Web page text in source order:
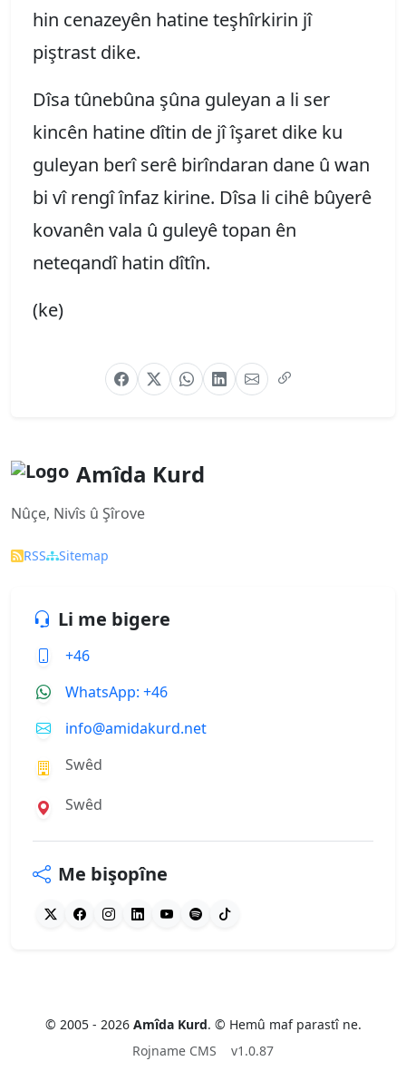
hin cenazeyên hatine teşhîrkirin jî
piştrast dike.
Dîsa tûnebûna şûna guleyan a li ser
kincên hatine dîtin de jî îşaret dike ku
guleyan berî serê birîndaran dane û wan
bi vî rengî înfaz kirine. Dîsa li cihê bûyerê
kovanên vala û guleyê topan ên
neteqandî hatin dîtîn.
(ke)
Amîda Kurd
Nûçe, Nivîs û Şîrove
RSS Sitemap
Li me bigere
+46
WhatsApp: +46
info@amidakurd.net
Swêd
Swêd
Me bişopîne
© 2005 - 2026 Amîda Kurd. © Hemû maf parastî ne.
Rojname CMS
v1.0.87